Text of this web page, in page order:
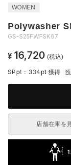
WOMEN
Polywasher
GS-S25FWFSK67
¥ 16,720 (税込)
SPpt：334pt 獲得
店舗在庫を